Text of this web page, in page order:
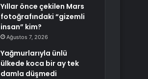
Yıllar önce çekilen Mars
fotoğrafındaki “gizemli
insan” kim?
Ağustos 7, 2026
Yağmurlarıyla ünlü
ülkede koca bir ay tek
damla düşmedi